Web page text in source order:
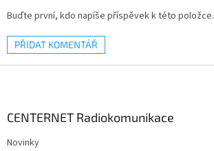
Buďte první, kdo napíše příspěvek k této položce.
PŘIDAT KOMENTÁŘ
CENTERNET Radiokomunikace
Novinky